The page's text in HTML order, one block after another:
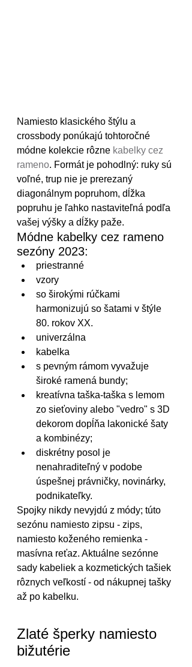
Namiesto klasického štýlu a
crossbody ponúkajú tohtoročné
módne kolekcie rôzne kabelky cez
rameno. Formát je pohodlný: ruky sú
voľné, trup nie je prerezaný
diagonálnym popruhom, dĺžka
popruhu je ľahko nastaviteľná podľa
vašej výšky a dĺžky paže.
Módne kabelky cez rameno
sezóny 2023:
priestranné
vzory
so širokými rúčkami
harmonizujú so šatami v štýle
80. rokov XX.
univerzálna
kabelka
s pevným rámom vyvažuje
široké ramená bundy;
kreatívna taška-taška s lemom
zo sieťoviny alebo "vedro" s 3D
dekorom dopĺňa lakonické šaty
a kombinézy;
diskrétny posol je
nenahraditeľný v podobe
úspešnej právničky, novinárky,
podnikateľky.
Spojky nikdy nevyjdú z módy; túto
sezónu namiesto zipsu - zips,
namiesto koženého remienka -
masívna reťaz. Aktuálne sezónne
sady kabeliek a kozmetických tašiek
rôznych veľkostí - od nákupnej tašky
až po kabelku.
Zlaté šperky namiesto
bižutérie